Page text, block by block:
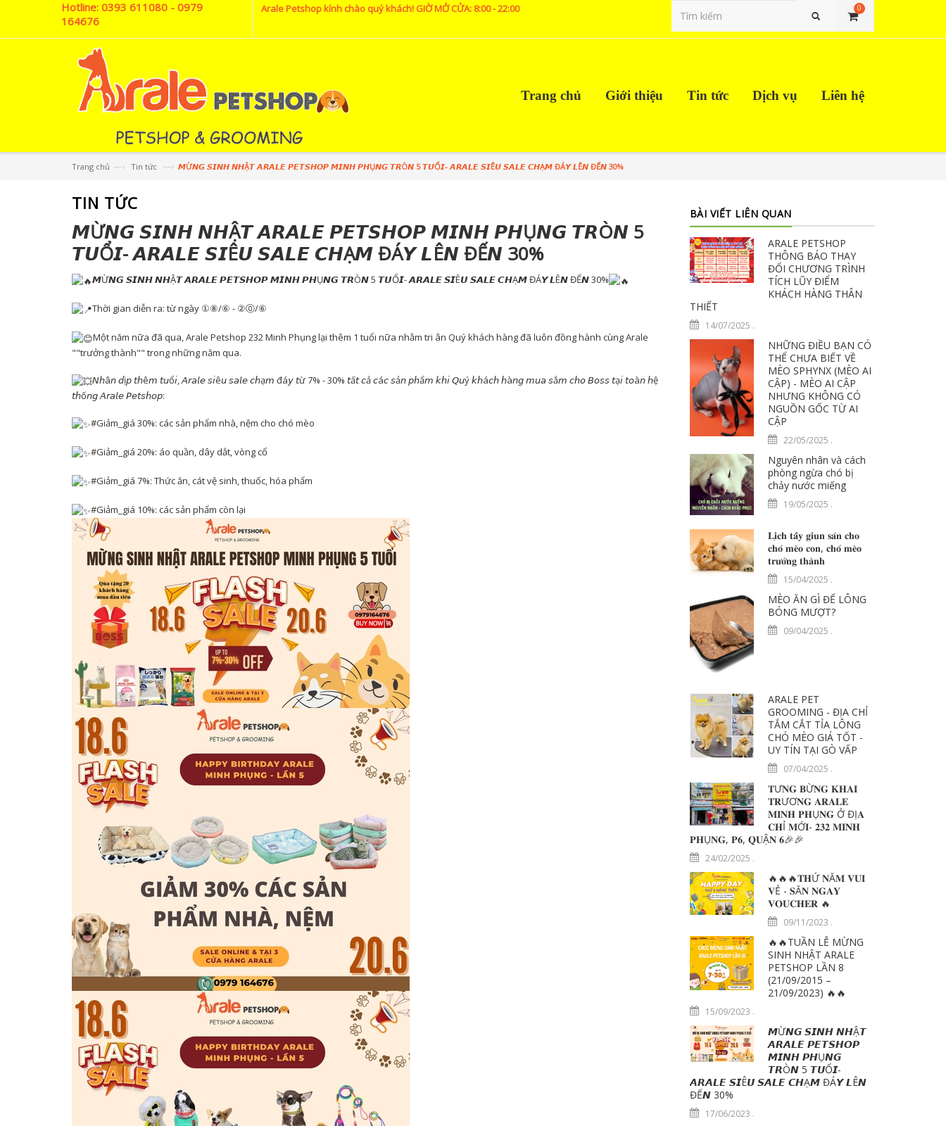
Hotline: 0393 611080 - 0979
164676
Arale Petshop kính chào quý khách! GIỜ MỞ CỬA: 8:00 - 22:00 0
Tìm kiếm
Trang chủ Giới thiệu Tin tức Dịch vụ Liên hệ
Trang chủ —› Tin tức —› 𝙈Ừ𝙉𝙂 𝙎𝙄𝙉𝙃 𝙉𝙃Ậ𝙏 𝘼𝙍𝘼𝙇𝙀 𝙋𝙀𝙏𝙎𝙃𝙊𝙋 𝙈𝙄𝙉𝙃 𝙋𝙃Ụ𝙉𝙂 𝙏𝙍Ò𝙉 5 𝙏𝙐Ổ𝙄- 𝘼𝙍𝘼𝙇𝙀 𝙎𝙄Ê𝙐 𝙎𝘼𝙇𝙀 𝘾𝙃Ạ𝙈 ĐÁ𝙔 𝙇Ê𝙉 ĐẾ𝙉 30%
TIN TỨC
𝙈Ừ𝙉𝙂 𝙎𝙄𝙉𝙃 𝙉𝙃Ậ𝙏 𝘼𝙍𝘼𝙇𝙀 𝙋𝙀𝙏𝙎𝙃𝙊𝙋 𝙈𝙄𝙉𝙃 𝙋𝙃Ụ𝙉𝙂 𝙏𝙍Ò𝙉 5
𝙏𝙐Ổ𝙄- 𝘼𝙍𝘼𝙇𝙀 𝙎𝙄Ê𝙐 𝙎𝘼𝙇𝙀 𝘾𝙃Ạ𝙈 ĐÁ𝙔 𝙇Ê𝙉 ĐẾ𝙉 30%
𝙈Ừ𝙉𝙂 𝙎𝙄𝙉𝙃 𝙉𝙃Ậ𝙏 𝘼𝙍𝘼𝙇𝙀 𝙋𝙀𝙏𝙎𝙃𝙊𝙋 𝙈𝙄𝙉𝙃 𝙋𝙃Ụ𝙉𝙂 𝙏𝙍Ò𝙉 5 𝙏𝙐Ổ𝙄- 𝘼𝙍𝘼𝙇𝙀 𝙎𝙄Ê𝙐 𝙎𝘼𝙇𝙀 𝘾𝙃Ạ𝙈 ĐÁ𝙔 𝙇Ê𝙉 ĐẾ𝙉 30%
Thời gian diễn ra: từ ngày ①⑧/⑥ - ②⓪/⑥
Một năm nữa đã qua, Arale Petshop 232 Minh Phụng lại thêm 1 tuổi nữa nhằm tri ân Quý khách hàng đã luôn đồng hành cùng Arale
""trưởng thành"" trong những năm qua.
𝘕𝘩â𝘯 𝘥ị𝘱 𝘵𝘩ê𝘮 𝘵𝘶ổ𝘪, 𝘈𝘳𝘢𝘭𝘦 𝘴𝘪ê𝘶 𝘴𝘢𝘭𝘦 𝘤𝘩ạ𝘮 đá𝘺 𝘵ừ 7% - 30% 𝘵ấ𝘵 𝘤ả 𝘤á𝘤 𝘴ả𝘯 𝘱𝘩ẩ𝘮 𝘬𝘩𝘪 𝘘𝘶ý 𝘬𝘩á𝘤𝘩 𝘩à𝘯𝘨 𝘮𝘶𝘢 𝘴ắ𝘮 𝘤𝘩𝘰 𝘉𝘰𝘴𝘴 𝘵ạ𝘪 𝘵𝘰à𝘯 𝘩ệ
𝘵𝘩ố𝘯𝘨 𝘈𝘳𝘢𝘭𝘦 𝘗𝘦𝘵𝘴𝘩𝘰𝘱:
#Giảm_giá 30%: các sản phẩm nhà, nệm cho chó mèo
#Giảm_giá 20%: áo quần, dây dắt, vòng cổ
#Giảm_giá 7%: Thức ăn, cát vệ sinh, thuốc, hóa phẩm
#Giảm_giá 10%: các sản phẩm còn lại
BÀI VIẾT LIÊN QUAN
ARALE PETSHOP
THÔNG BÁO THAY
ĐỔI CHƯƠNG TRÌNH
TÍCH LŨY ĐIỂM
KHÁCH HÀNG THÂN
THIẾT
14/07/2025 .
NHỮNG ĐIỀU BẠN CÓ
THỂ CHƯA BIẾT VỀ
MÈO SPHYNX (MÈO AI
CẬP) - MÈO AI CẬP
NHƯNG KHÔNG CÓ
NGUỒN GỐC TỪ AI
CẬP
22/05/2025 .
Nguyên nhân và cách
phòng ngừa chó bị
chảy nước miếng
19/05/2025 .
𝐋𝐢̣𝐜𝐡 𝐭𝐚̂̉𝐲 𝐠𝐢𝐮𝐧 𝐬𝐚́𝐧 𝐜𝐡𝐨
𝐜𝐡𝐨́ 𝐦𝐞̀𝐨 𝐜𝐨𝐧, 𝐜𝐡𝐨́ 𝐦𝐞̀𝐨
𝐭𝐫𝐮̛𝐨̛̉𝐧𝐠 𝐭𝐡𝐚̀𝐧𝐡
15/04/2025 .
MÈO ĂN GÌ ĐỂ LÔNG
BÓNG MƯỢT?
09/04/2025 .
ARALE PET
GROOMING - ĐỊA CHỈ
TẮM CẮT TỈA LÔNG
CHÓ MÈO GIÁ TỐT -
UY TÍN TẠI GÒ VẤP
07/04/2025 .
𝐓Ư𝐍𝐆 𝐁Ừ𝐍𝐆 𝐊𝐇𝐀𝐈
𝐓𝐑ƯƠ𝐍𝐆 𝐀𝐑𝐀𝐋𝐄
𝐌𝐈𝐍𝐇 𝐏𝐇Ụ𝐍𝐆 Ở ĐỊ𝐀
𝐂𝐇Ỉ 𝐌Ớ𝐈- 𝟐𝟑𝟐 𝐌𝐈𝐍𝐇
𝐏𝐇Ụ𝐍𝐆, 𝐏𝟔, 𝐐𝐔Ậ𝐍 𝟔🎉🎉
24/02/2025 .
🔥🔥🔥𝐓𝐇Ứ 𝐍Ă𝐌 𝐕𝐔𝐈
𝐕Ẻ - 𝐒Ă𝐍 𝐍𝐆𝐀𝐘
𝐕𝐎𝐔𝐂𝐇𝐄𝐑 🔥
09/11/2023 .
🔥🔥TUẦN LỄ MỪNG
SINH NHẬT ARALE
PETSHOP LẦN 8
(21/09/2015 –
21/09/2023) 🔥🔥
15/09/2023 .
𝙈Ừ𝙉𝙂 𝙎𝙄𝙉𝙃 𝙉𝙃Ậ𝙏
𝘼𝙍𝘼𝙇𝙀 𝙋𝙀𝙏𝙎𝙃𝙊𝙋
𝙈𝙄𝙉𝙃 𝙋𝙃Ụ𝙉𝙂
𝙏𝙍Ò𝙉 5 𝙏𝙐Ổ𝙄-
𝘼𝙍𝘼𝙇𝙀 𝙎𝙄Ê𝙐 𝙎𝘼𝙇𝙀 𝘾𝙃Ạ𝙈 ĐÁ𝙔 𝙇Ê𝙉
ĐẾ𝙉 30%
17/06/2023 .